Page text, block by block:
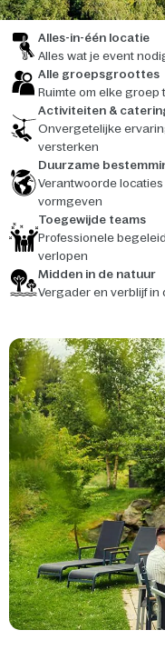
Alles-in-één locatie
Alles wat je event
Alle groepsgroottes
Ruimte om elke
Activiteiten &
Onvergetelijke
versterken
Duurzame
Verantwoorde
vormgeven
Toegewijde teams
Professionele
verlopen
Midden in de natuur
Vergader en verblijf